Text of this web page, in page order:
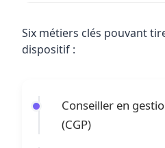
Six métiers clés pouvant
dispositif :
Conseiller en
(CGP)